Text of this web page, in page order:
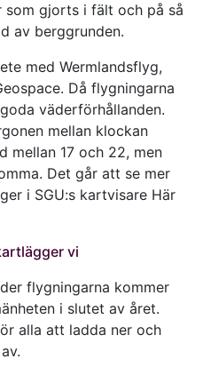
som gjorts i fält och på så
av berggrunden.
med Wermlandsflyg,
Då flygningarna
väderförhållanden.
mellan klockan
mellan 17 och 22, men
Det går att se mer
i SGU:s kartvisare Här
vi
flygningarna kommer
i slutet av året.
alla att ladda ner och